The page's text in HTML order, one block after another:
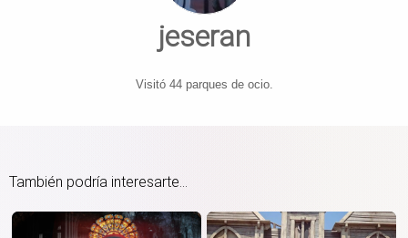
jeseran
Visitó 44 parques de ocio.
También podría interesarte...